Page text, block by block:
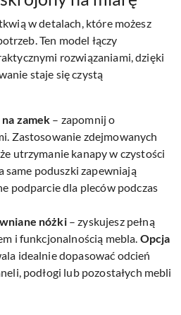
w detalach, które możesz
Ten model łączy
rozwiązaniami, dzięki
staje się czystą
zamek – zapomnij o
Zastosowanie zdejmowanych
utrzymanie kanapy w czystości
same poduszki zapewniają
podparcie dla pleców podczas
nóżki– zyskujesz pełną
i funkcjonalnością mebla. Opcja
idealnie dopasować odcień
podłogi lub pozostałych mebli